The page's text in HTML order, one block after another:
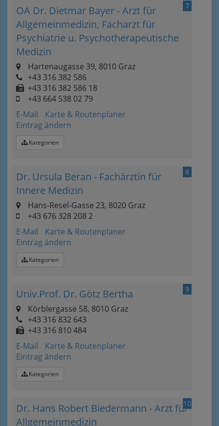
7
OA Dr. Dietmar Bayer - Arzt für
Allgemeinmedizin, Facharzt für
Psychiatrie u. Psychotherapeutische
Medizin
Hartenaugasse 39, 8010 Graz
+43 316 382 586
+43 316 382 586 18
+43 664 538 02 79
E-Mail
Karte & Routenplaner
Eintrag ändern
Kategorien
8
Dr. Ursula Beran - Fachärztin für
Innere Medizin
Hans-Resel-Gasse 23, 8020 Graz
+43 676 328 208 2
E-Mail
Karte & Routenplaner
Eintrag ändern
Kategorien
9
Univ.Prof. Dr. Götz Bertha
Körblergasse 58, 8010 Graz
+43 316 832 643
+43 316 810 484
E-Mail
Karte & Routenplaner
Eintrag ändern
Kategorien
10
Dr. Hans Robert Biedermann - Arzt für
Allgemeinmedizin